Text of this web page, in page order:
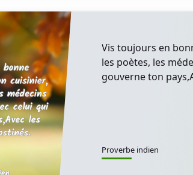
Vis toujours en
les poètes, les
gouverne ton
Proverbe indien